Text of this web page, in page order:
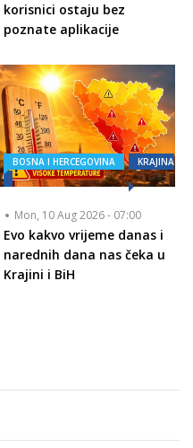
korisnici ostaju bez
poznate aplikacije
BOSNA I HERCEGOVINA KRAJINA
Mon, 10 Aug 2026 - 07:00
Evo kakvo vrijeme danas i
narednih dana nas čeka u
Krajini i BiH